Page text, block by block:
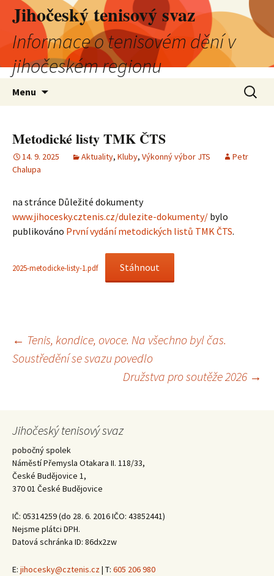
Jihočeský tenisový svaz
Informace o tenisovém dění v
jihočeském regionu
Menu
Metodické listy TMK ČTS
14. 9. 2025 Aktuality, Kluby, Výkonný výbor JTS
Petr
Chalupa
na stránce Důležité dokumenty
www.jihocesky.cztenis.cz/dulezite-dokumenty/ bylo
publikováno První vydání metodických listů TMK ČTS.
2025-metodicke-listy-1.pdf Stáhnout
Navigace
pro
← Tenis, kondice, ovoce. Na všechno byl čas.
Soustředění se svazu povedlo
Družstva pro soutěže 2026 →
Jihočeský tenisový svaz
pobočný spolek
Náměstí Přemysla Otakara II. 118/33,
České Budějovice 1,
370 01 České Budějovice
IČ: 05314259 (do 28. 6. 2016 IČO: 43852441)
Nejsme plátci DPH.
Datová schránka ID: 86dx2zw
E: jihocesky@cztenis.cz| T: 605 206 980